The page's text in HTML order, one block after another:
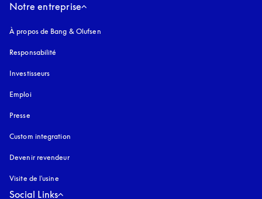
Notre entreprise
À propos de Bang & Olufsen
Responsabilité
Investisseurs
Emploi
Presse
Custom integration
Devenir revendeur
Visite de l'usine
Social Links